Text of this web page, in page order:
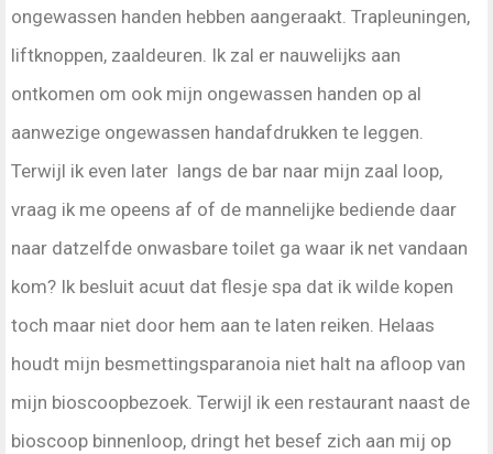
ongewassen handen hebben aangeraakt. Trapleuningen,
liftknoppen, zaaldeuren. Ik zal er nauwelijks aan
ontkomen om ook mijn ongewassen handen op al
aanwezige ongewassen handafdrukken te leggen.
Terwijl ik even later langs de bar naar mijn zaal loop,
vraag ik me opeens af of de mannelijke bediende daar
naar datzelfde onwasbare toilet ga waar ik net vandaan
kom? Ik besluit acuut dat flesje spa dat ik wilde kopen
toch maar niet door hem aan te laten reiken. Helaas
houdt mijn besmettingsparanoia niet halt na afloop van
mijn bioscoopbezoek. Terwijl ik een restaurant naast de
bioscoop binnenloop, dringt het besef zich aan mij op